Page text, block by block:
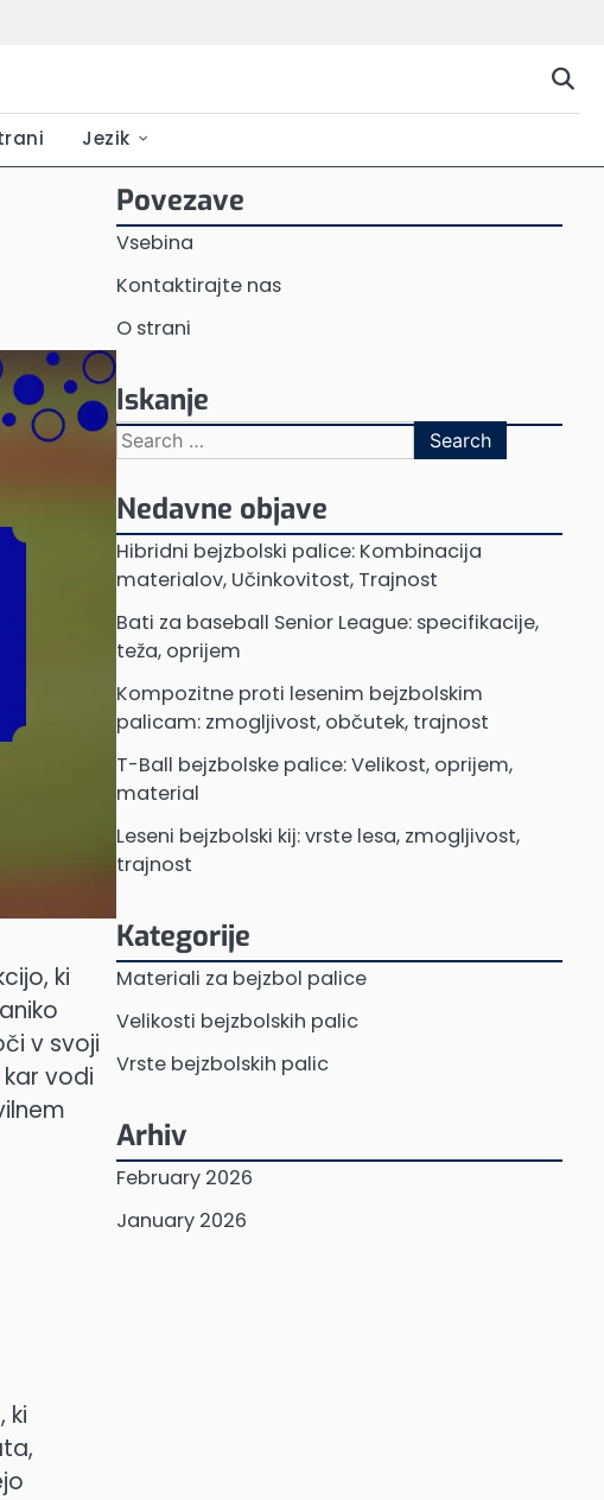
Jezik
ki
v svoji
vodi
ki
Povezave
Vsebina
Kontaktirajte nas
O strani
Iskanje
Search
for:
Nedavne objave
Hibridni bejzbolski palice: Kombinacija
materialov, Učinkovitost, Trajnost
Bati za baseball Senior League: specifikacije,
teža, oprijem
Kompozitne proti lesenim bejzbolskim
palicam: zmogljivost, občutek, trajnost
T-Ball bejzbolske palice: Velikost, oprijem,
material
Leseni bejzbolski kij: vrste lesa, zmogljivost,
trajnost
Kategorije
Materiali za bejzbol palice
Velikosti bejzbolskih palic
Vrste bejzbolskih palic
Arhiv
February 2026
January 2026